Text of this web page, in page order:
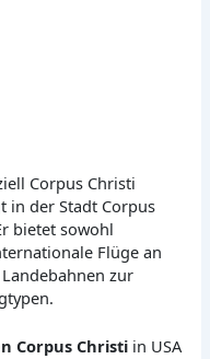
Corpus Christi
in der Stadt Corpus
bietet sowohl
Flüge an
zur
Corpus Christi in USA